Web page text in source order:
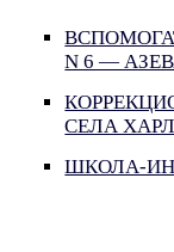
N 6 —
СЕЛА
ШКОЛА-